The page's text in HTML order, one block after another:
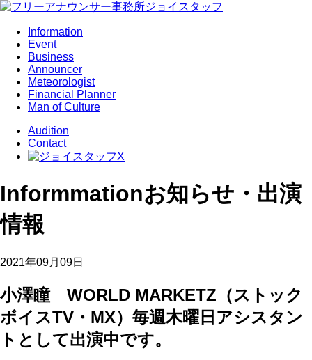
Information
Event
Business
Announcer
Meteorologist
Financial Planner
Man of Culture
Audition
Contact
Informmationお知らせ・出演
情報
2021年09月09日
小澤瞳 WORLD MARKETZ（ストック
ボイスTV・MX）毎週木曜日アシスタン
トとして出演中です。